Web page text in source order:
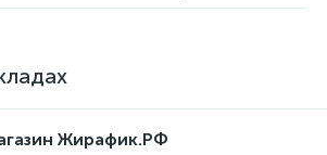
Жирафик.РФ